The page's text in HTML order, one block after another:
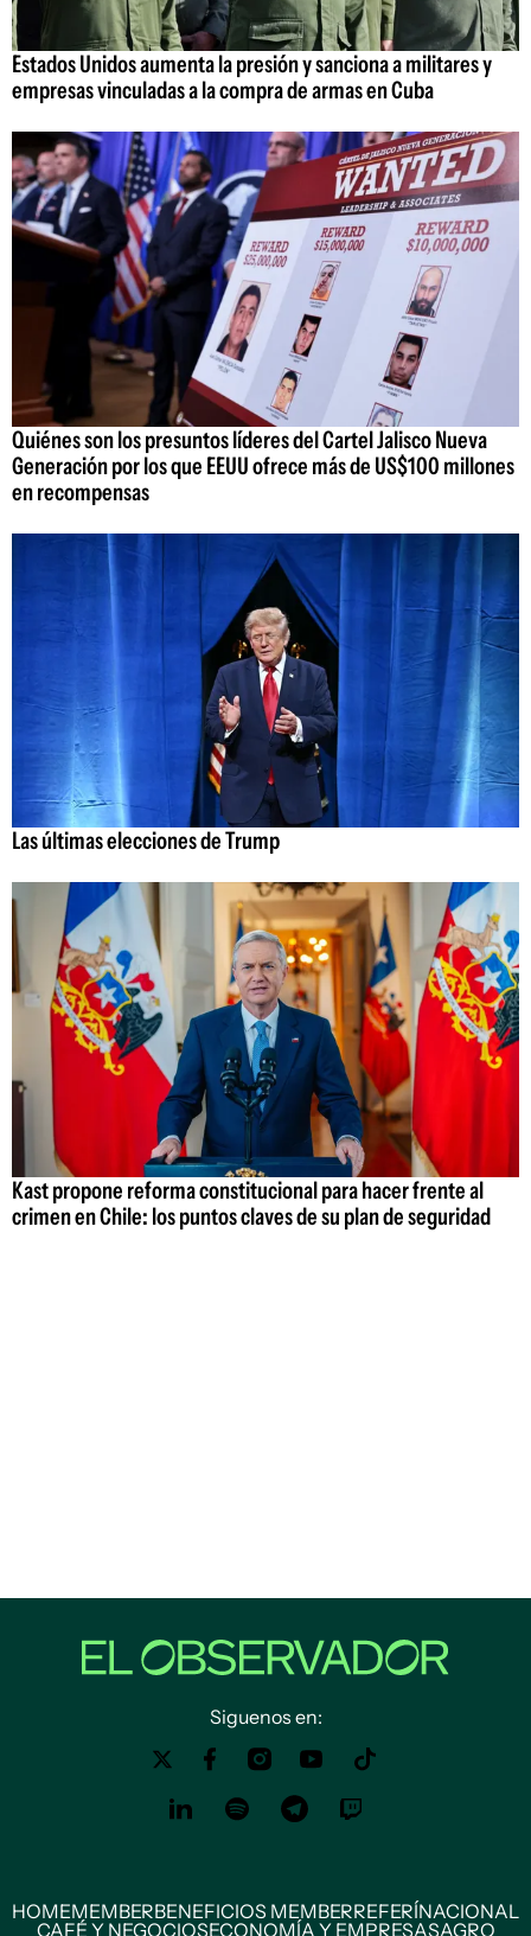
Estados Unidos aumenta la presión y sanciona a militares y
empresas vinculadas a la compra de armas en Cuba
Quiénes son los presuntos líderes del Cartel Jalisco Nueva
Generación por los que EEUU ofrece más de US$100 millones
en recompensas
Las últimas elecciones de Trump
Kast propone reforma constitucional para hacer frente al
crimen en Chile: los puntos claves de su plan de seguridad
Siguenos en:
HOMEMEMBERBENEFICIOS MEMBERREFERÍNACIONAL
CAFÉ Y NEGOCIOSECONOMÍA Y EMPRESASAGRO